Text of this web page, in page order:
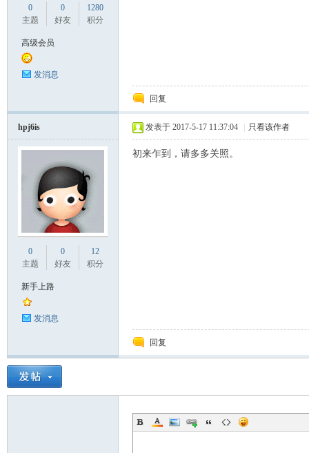
0
主题
0
好友
1280
积分
高级会员
发消息
回复
hpj6is
0
主题
0
好友
12
积分
新手上路
发消息
发表于 2017-5-17 11:37:04 只看该作者
初来乍到，请多多关照。
回复